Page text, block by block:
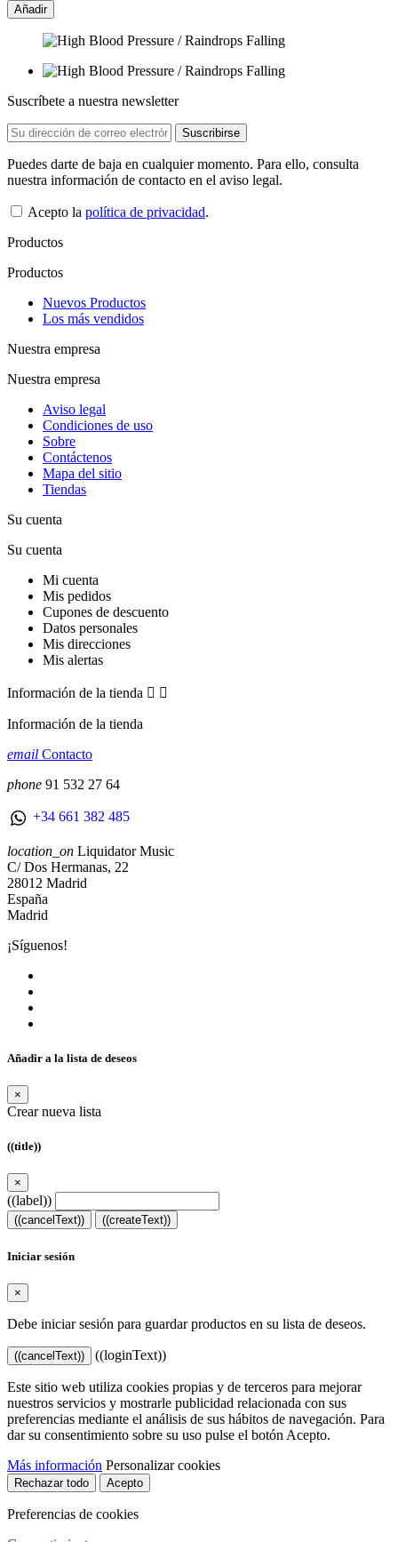
Añadir
Suscríbete a nuestra newsletter
Puedes darte de baja en cualquier momento. Para ello, consulta
nuestra información de contacto en el aviso legal.
Acepto la política de privacidad.
Productos
Productos
Nuevos Productos
Los más vendidos
Nuestra empresa
Nuestra empresa
Aviso legal
Condiciones de uso
Sobre
Contáctenos
Mapa del sitio
Tiendas
Su cuenta
Su cuenta
Mi cuenta
Mis pedidos
Cupones de descuento
Datos personales
Mis direcciones
Mis alertas
Información de la tienda  
Información de la tienda
email Contacto
phone 91 532 27 64
+34 661 382 485
location_on Liquidator Music
C/ Dos Hermanas, 22
28012 Madrid
España
Madrid
¡Síguenos!
Añadir a la lista de deseos
×
Crear nueva lista
((title))
×
((label))
((cancelText)) ((createText))
Iniciar sesión
×
Debe iniciar sesión para guardar productos en su lista de deseos.
((cancelText)) ((loginText))
Este sitio web utiliza cookies propias y de terceros para mejorar
nuestros servicios y mostrarle publicidad relacionada con sus
preferencias mediante el análisis de sus hábitos de navegación. Para
dar su consentimiento sobre su uso pulse el botón Acepto.
Más información Personalizar cookies
Rechazar todo Acepto
Preferencias de cookies